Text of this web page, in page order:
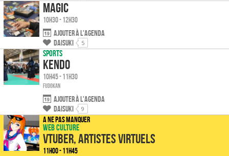
Magic
10h30 - 12h30
Ajouter à l'agenda
Daisuki
5
Sports
Kendo
10h45 - 11h30
Fudokan
Ajouter à l'agenda
Daisuki
9
A ne pas manquer
Web culture
vtuber, artistes virtuels
11h00 - 11h45